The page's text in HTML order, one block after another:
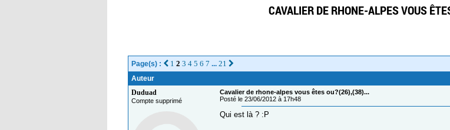
CAVALIER DE RHONE-ALPES VOUS
Page(s) : 1 2 3 4 5 6 7 ... 21
Auteur
Duduad
Compte supprimé
Cavalier de rhone-alpes vous êtes ou?(26),(38)...
Posté le 23/06/2012 à 17h48
Qui est là ? :P